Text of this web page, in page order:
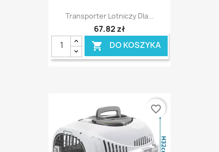
Transporter Lotniczy Dla...
67,82 zł
 DO KOSZYKA
favorite_border